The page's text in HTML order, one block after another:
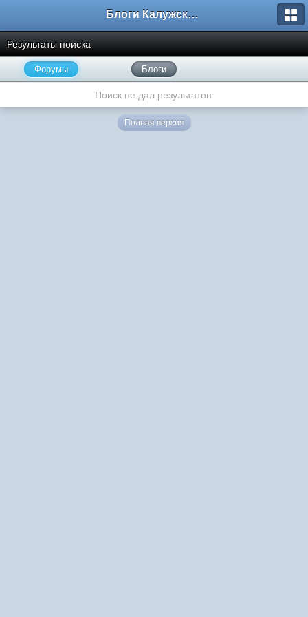
Блоги Калужского перекрестка
Результаты поиска
Форумы Блоги
Поиск не дал результатов.
Полная версия